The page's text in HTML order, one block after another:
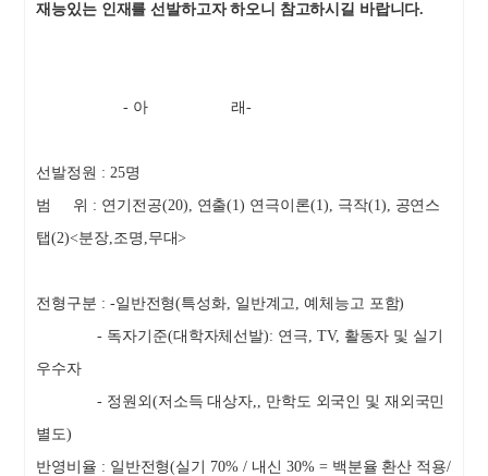
재능있는 인재를 선발하고자 하오니 참고하시길 바랍니다.
- 아 래-
선발정원 : 25명
범
위 : 연기전공(20), 연출(1) 연극이론(1), 극작(1), 공연스
탭(2)<분장,조명 ,무대>
전형구분 : -일반전형(특성화, 일반계고,예체능고 포함)
- 독자기준(대학자체선발): 연극, TV, 활동자 및 실기
우수자
- 정원외 (저소득 대상자,, 만학도 외국인 및 재외국민
별도)
반영비율 : 일반전형(실기 70% / 내신 30% = 백분율 환산 적용/